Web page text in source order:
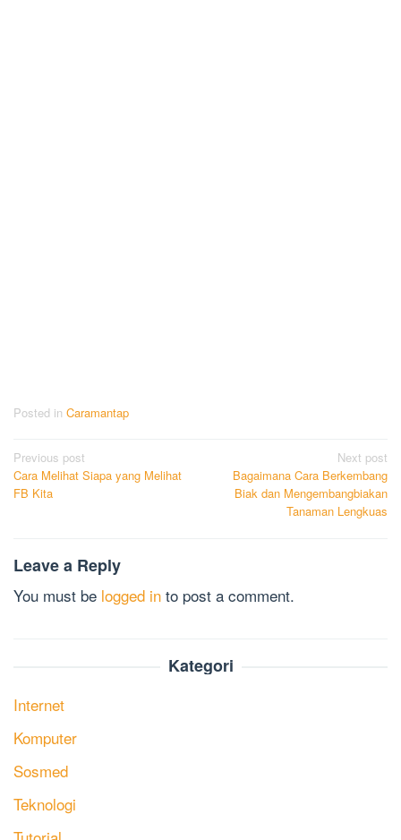
Posted in Caramantap
Post
navigation
Previous post
Cara Melihat Siapa yang Melihat
FB Kita
Next post
Bagaimana Cara Berkembang
Biak dan Mengembangbiakan
Tanaman Lengkuas
Leave a Reply
You must be logged in to post a comment.
Kategori
Internet
Komputer
Sosmed
Teknologi